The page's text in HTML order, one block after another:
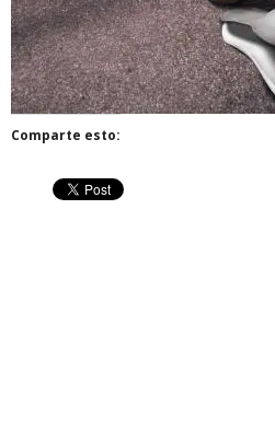
Comparte esto: